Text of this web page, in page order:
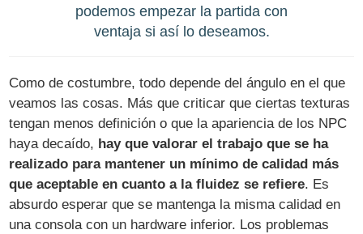
podemos empezar la partida con
ventaja si así lo deseamos.
Como de costumbre, todo depende del ángulo en el que
veamos las cosas. Más que criticar que ciertas texturas
tengan menos definición o que la apariencia de los NPC
haya decaído, hay que valorar el trabajo que se ha
realizado para mantener un mínimo de calidad más
que aceptable en cuanto a la fluidez se refiere. Es
absurdo esperar que se mantenga la misma calidad en
una consola con un hardware inferior. Los problemas